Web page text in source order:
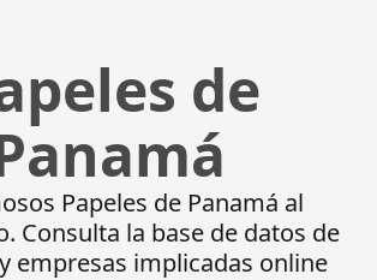
de
Papeles de Panamá al
Consulta la base de datos de
empresas implicadas online